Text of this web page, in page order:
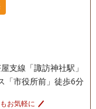
支線「諏訪神社駅」
「市役所前」徒歩6分
お気軽に